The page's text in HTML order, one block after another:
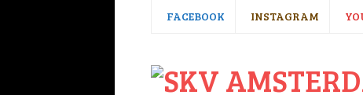
FACEBOOK INSTAGRAM